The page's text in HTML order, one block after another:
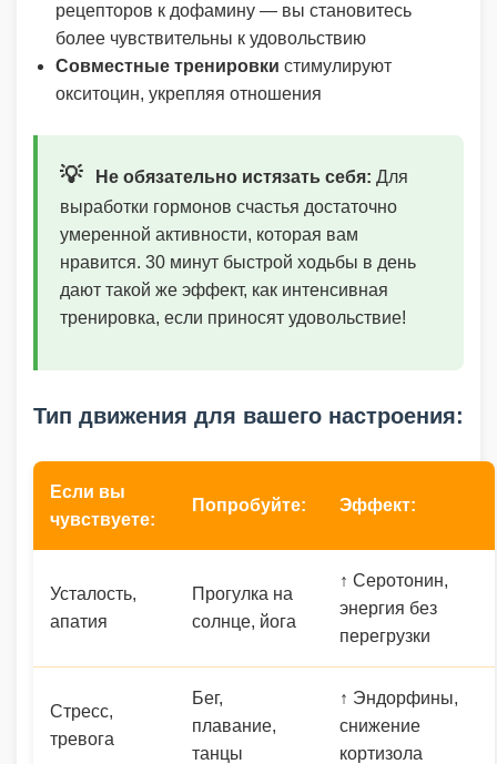
рецепторов к дофамину — вы становитесь
более чувствительны к удовольствию
Совместные тренировки стимулируют
окситоцин, укрепляя отношения
💡 Не обязательно истязать себя: Для
выработки гормонов счастья достаточно
умеренной активности, которая вам
нравится. 30 минут быстрой ходьбы в день
дают такой же эффект, как интенсивная
тренировка, если приносят удовольствие!
Тип движения для вашего настроения:
Если вы
чувствуете:
Попробуйте: Эффект:
Усталость,
апатия
Прогулка на
солнце, йога
↑ Серотонин,
энергия без
перегрузки
Стресс,
тревога
Бег,
плавание,
танцы
↑ Эндорфины,
снижение
кортизола